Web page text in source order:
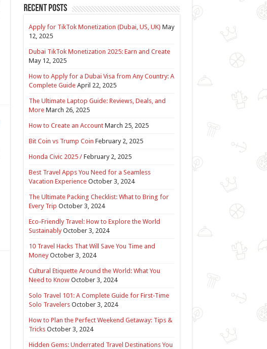
Recent Posts
Apply for TikTok Monetization (Dubai, US, UK) May
12, 2025
Dubai TikTok Monetization 2025: Earn and Create
May 12, 2025
How to Apply for a Dubai Visa from Any Country: A
Complete Guide April 22, 2025
The Ultimate Laptop Guide: Reviews, Deals, and
More March 26, 2025
How to Create an Account March 25, 2025
Bit Coin vs Trump Coin February 2, 2025
Honda Civic 2025 / February 2, 2025
Best Travel Apps You Need for a Seamless
Vacation Experience October 3, 2024
The Ultimate Packing Checklist: What to Bring for
Every Trip October 3, 2024
Eco-Friendly Travel: How to Explore the World
Sustainably October 3, 2024
10 Travel Hacks That Will Save You Time and
Money October 3, 2024
Cultural Etiquette Around the World: What You
Need to Know October 3, 2024
Solo Travel 101: A Complete Guide for First-Time
Solo Travelers October 3, 2024
How to Plan the Perfect Weekend Getaway: Tips &
Tricks October 3, 2024
Hidden Gems: Underrated Travel Destinations You